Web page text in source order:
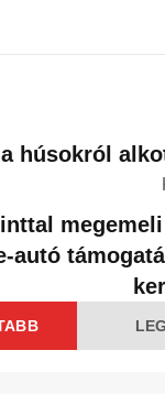
húsokról
autó